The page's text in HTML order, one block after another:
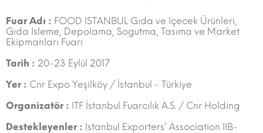
Fuar Adı : FOOD ISTANBUL Gıda ve Içecek Ürünleri,
Gıda Isleme, Depolama, Sogutma, Tasıma ve Market
Ekipmanları Fuarı
Tarih : 20-23 Eylül 2017
Yer : Cnr Expo Yeşilköy / İstanbul - Türkiye
Organizatör : ITF İstanbul Fuarcılık A.S. / Cnr Holding
Destekleyenler : Istanbul Exporters’ Association IIB-